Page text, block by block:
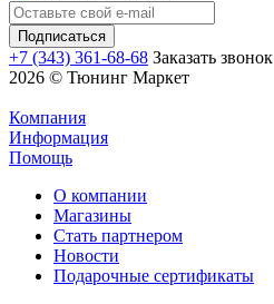
+7 (343) 361-68-68 Заказать звонок
2026 © Тюнинг Маркет
Компания
Информация
Помощь
О компании
Магазины
Стать партнером
Новости
Подарочные сертификаты